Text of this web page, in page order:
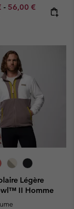
sale price:
- Maximum sale
56,00 € Regular
Légère
II Homme